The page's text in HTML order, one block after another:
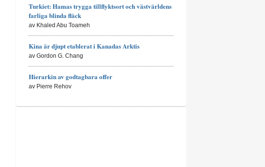
Turkiet: Hamas trygga tillflyktsort och västvärldens
farliga blinda fläck
av Khaled Abu Toameh
Kina är djupt etablerat i Kanadas Arktis
av Gordon G. Chang
Hierarkin av godtagbara offer
av Pierre Rehov